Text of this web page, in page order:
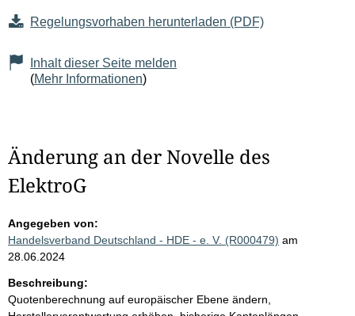
Regelungsvorhaben herunterladen (PDF)
Inhalt dieser Seite melden
(Mehr Informationen)
Änderung an der Novelle des
ElektroG
Angegeben von:
Handelsverband Deutschland - HDE - e. V. (R000479) am
28.06.2024
Beschreibung:
Quotenberechnung auf europäischer Ebene ändern,